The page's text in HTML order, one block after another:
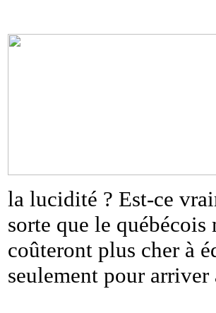
la lucidité ? Est-ce
sorte que le
coûteront plus cher à
seulement pour